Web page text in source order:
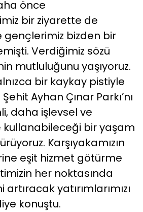
önce
bir ziyarette de
gençlerimiz bizden bir
Verdiğimiz sözü
mutluluğunu yaşıyoruz.
bir kaykay pistiyle
Ayhan Çınar Parkı’nı
daha işlevsel ve
kullanabileceği bir yaşam
Karşıyakamızın
eşit hizmet götürme
her noktasında
yatırımlarımızı
konuştu.